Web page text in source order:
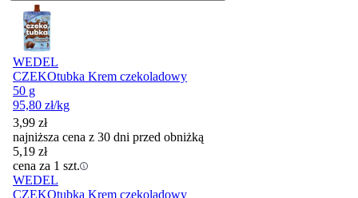
WEDEL
CZEKOtubka Krem czekoladowy
50 g
95,80 zł/kg
3,99 zł
najniższa cena z 30 dni przed obniżką
5,19 zł
cena za 1 szt.
WEDEL
CZEKOtubka Krem czekoladowy